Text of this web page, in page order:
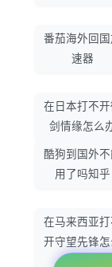
番茄海外回国
速器
在日本打不开
剑情缘怎么
酷狗到国外不
用了吗知乎
在马来西亚打
开守望先锋怎